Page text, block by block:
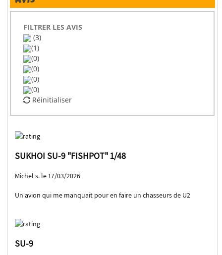
FILTRER LES AVIS
(3)
(1)
(0)
(0)
(0)
(0)
Réinitialiser
SUKHOI SU-9 "FISHPOT" 1/48
Michel s. le 17/03/2026
Un avion qui me manquait pour en faire un chasseurs de U2
SU-9